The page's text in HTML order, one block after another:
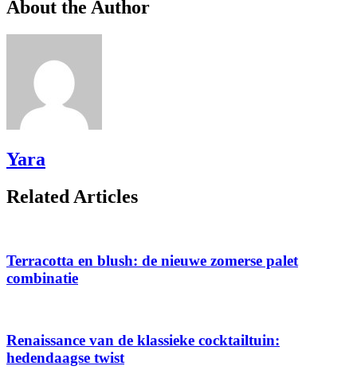
About the Author
Yara
Related Articles
Terracotta en blush: de nieuwe zomerse palet
combinatie
Renaissance van de klassieke cocktailtuin:
hedendaagse twist